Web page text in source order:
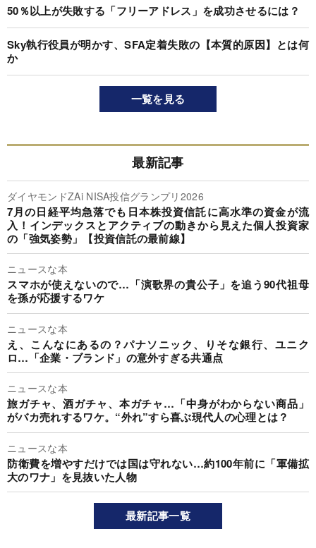
50％以上が失敗する「フリーアドレス」を成功させるには？
Sky執行役員が明かす、SFA定着失敗の【本質的原因】とは何
か
一覧を見る
最新記事
ダイヤモンドZAi NISA投信グランプリ2026
7月の日経平均急落でも日本株投資信託に高水準の資金が流
入！インデックスとアクティブの動きから見えた個人投資家
の「強気姿勢」【投資信託の最前線】
ニュースな本
スマホが使えないので…「演歌界の貴公子」を追う90代祖母
を孫が応援するワケ
ニュースな本
え、こんなにあるの？パナソニック、りそな銀行、ユニク
ロ…「企業・ブランド」の意外すぎる共通点
ニュースな本
旅ガチャ、酒ガチャ、本ガチャ…「中身がわからない商品」
がバカ売れするワケ。“外れ”すら喜ぶ現代人の心理とは？
ニュースな本
防衛費を増やすだけでは国は守れない…約100年前に「軍備拡
大のワナ」を見抜いた人物
最新記事一覧